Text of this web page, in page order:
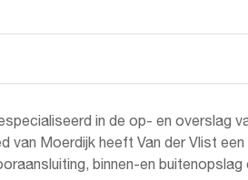
in de op- en overslag
van Moerdijk heeft Van der Vlist
binnen-en